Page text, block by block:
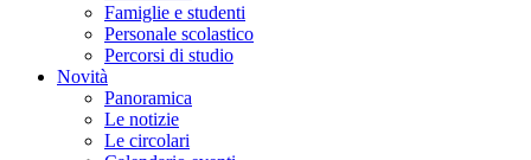
Famiglie e studenti
Personale scolastico
Percorsi di studio
Novità
Panoramica
Le notizie
Le circolari